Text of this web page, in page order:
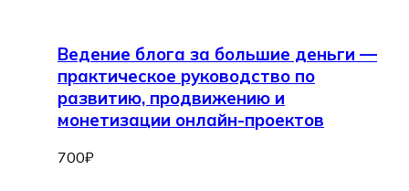
Ведение блога за большие деньги —
практическое руководство по
развитию, продвижению и
монетизации онлайн-проектов
700₽